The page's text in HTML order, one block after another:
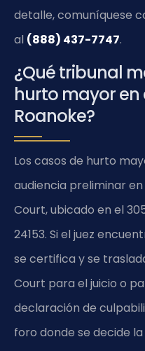
detalle, comuníquese
al (888) 437-7747.
¿Qué tribunal
hurto mayor
Roanoke?
Los casos de hurto
audiencia preliminar en
Court, ubicado en el
24153. Si el juez
se certifica y se
Court para el juicio o
declaración de
foro donde se decide